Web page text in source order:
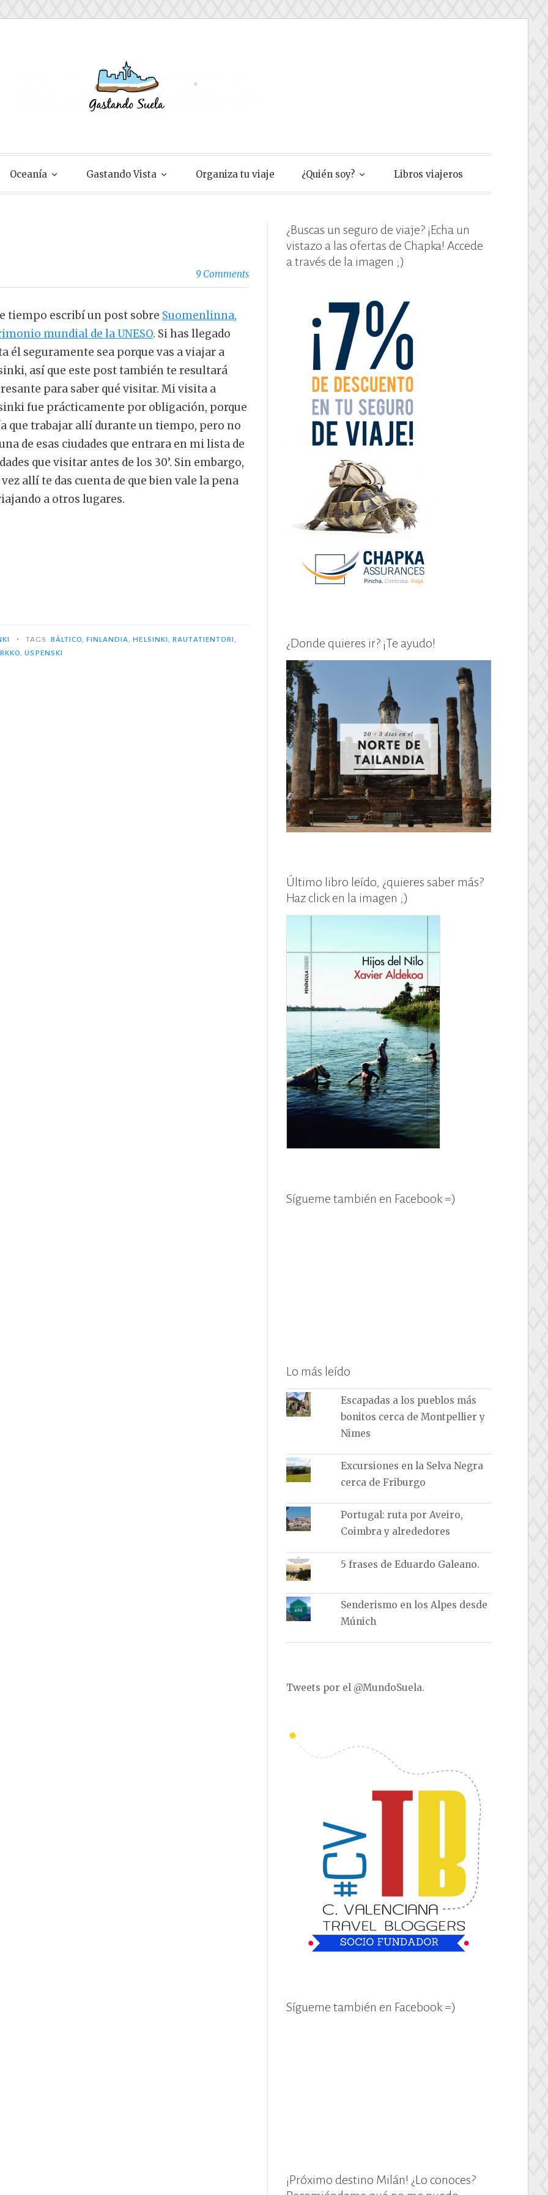
Oceanía Gastando Vista Organiza tu viaje ¿Quién soy? Libros viajeros
9 Comments
tiempo escribí un post sobre Suomenlinna,
mundial de la UNESO. Si has llegado
él seguramente sea porque vas a viajar a
así que este post también te resultará
para saber qué visitar. Mi visita a
fue prácticamente por obligación, porque
que trabajar allí durante un tiempo, pero no
de esas ciudades que entrara en mi lista de
que visitar antes de los 30’. Sin embargo,
allí te das cuenta de que bien vale la pena
a otros lugares.
• TAGS BÁLTICO ,FINLANDIA ,HELSINKI ,RAUTATIENTORI
,USPENSKI
¿Buscas un seguro de viaje? ¡Echa un
vistazo a las ofertas de Chapka! Accede
a través de la imagen ;)
¿Donde quieres ir? ¡Te ayudo!
Último libro leído, ¿quieres saber más?
Haz click en la imagen ;)
Sígueme también en Facebook =)
Lo más leído
Escapadas a los pueblos más
bonitos cerca de Montpellier y
Nimes
Excursiones en la Selva Negra
cerca de Friburgo
Portugal: ruta por Aveiro,
Coimbra y alrededores
5 frases de Eduardo Galeano.
Senderismo en los Alpes desde
Múnich
Tweets por el @MundoSuela.
Sígueme también en Facebook =)
¡Próximo destino Milán! ¿Lo conoces?